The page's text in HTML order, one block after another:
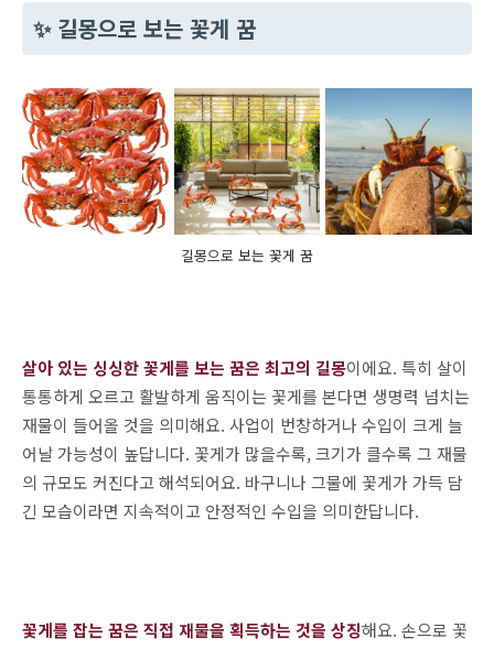
✨ 길몽으로 보는 꽃게 꿈
길몽으로 보는 꽃게 꿈
살아 있는 싱싱한 꽃게를 보는 꿈은 최고의 길몽이에요. 특히 살이
통통하게 오르고 활발하게 움직이는 꽃게를 본다면 생명력 넘치는
재물이 들어올 것을 의미해요. 사업이 번창하거나 수입이 크게 늘
어날 가능성이 높답니다. 꽃게가 많을수록, 크기가 클수록 그 재물
의 규모도 커진다고 해석되어요. 바구니나 그물에 꽃게가 가득 담
긴 모습이라면 지속적이고 안정적인 수입을 의미한답니다.
꽃게를 잡는 꿈은 직접 재물을 획득하는 것을 상징해요. 손으로 꽃